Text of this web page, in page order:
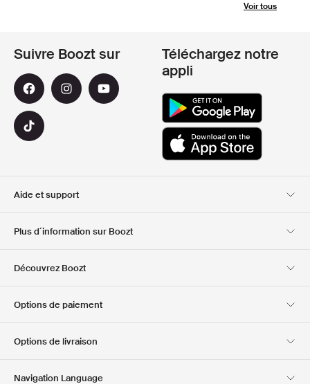
Voir tous
Aide et support
Plus d´information sur Boozt
Club Boozt
Découvrez Boozt
Suivre Boozt sur
Téléchargez notre
appli
Options de paiement
Options de livraison
Navigation Language